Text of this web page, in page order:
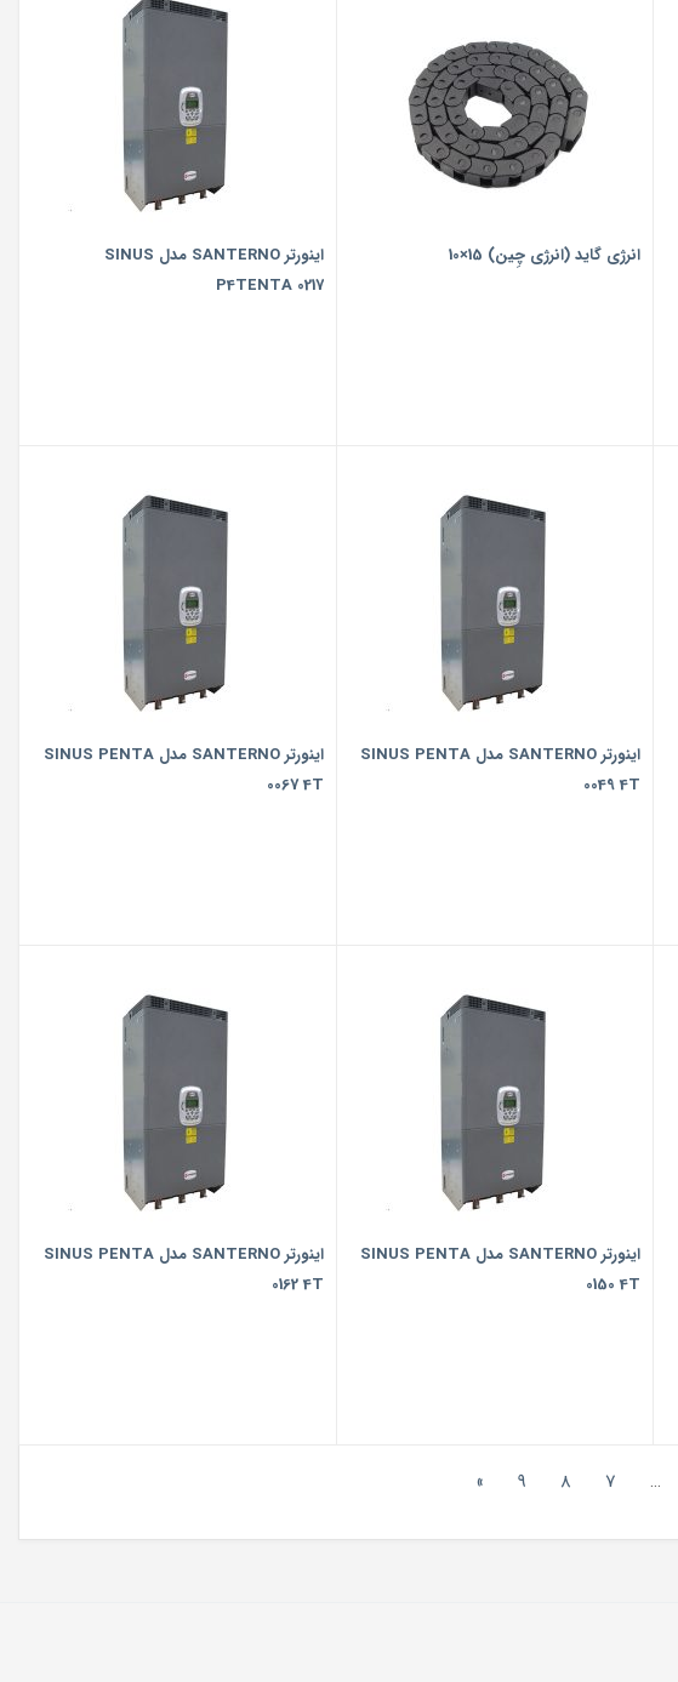
انرژی گاید (انرژی چِین) 15×10
اینورتر SANTERNO مدل SINUS
P4TENTA 0217
اینورتر SANTERNO مدل SINUS PENTA
0049 4T
اینورتر SANTERNO مدل SINUS PENTA
0067 4T
اینورتر SANTERNO مدل SINUS PENTA
0150 4T
اینورتر SANTERNO مدل SINUS PENTA
0162 4T
…
7
8
9
»